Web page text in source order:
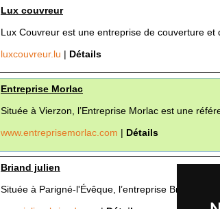
Lux couvreur
Lux Couvreur est une entreprise de couverture et
luxcouvreur.lu | Détails
Entreprise Morlac
Située à Vierzon, l’Entreprise Morlac est une
www.entreprisemorlac.com | Détails
Briand julien
Située à Parigné-l'Évêque, l’entreprise Briand